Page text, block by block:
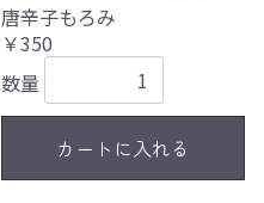
唐辛子もろみ
￥350
数量
カートに入れる